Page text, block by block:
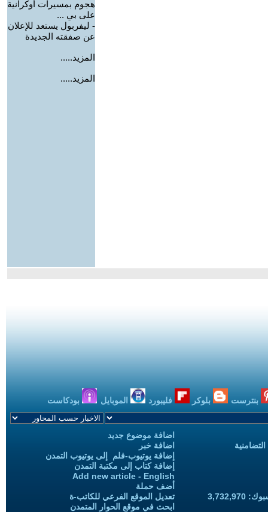
هجوم بمسيرات أوكرانية
على بي ...
- ليفربول يستعد للإعلان
عن صفقته الجديدة
المزيد.....
المزيد.....
بنترست بلوكر فليبورد الموبايل بودكاست
اضافة موضوع جديد
اضافة خبر
إضافة يوتيوب-فلم إلى يوتيوب التمدن
إضافة كتاب إلى مكتبة التمدن
Add new article - English
أضف حملة
تعديل الموقع الفرعي للكاتب-ة
ابحث في موقع الحوار المتمدن